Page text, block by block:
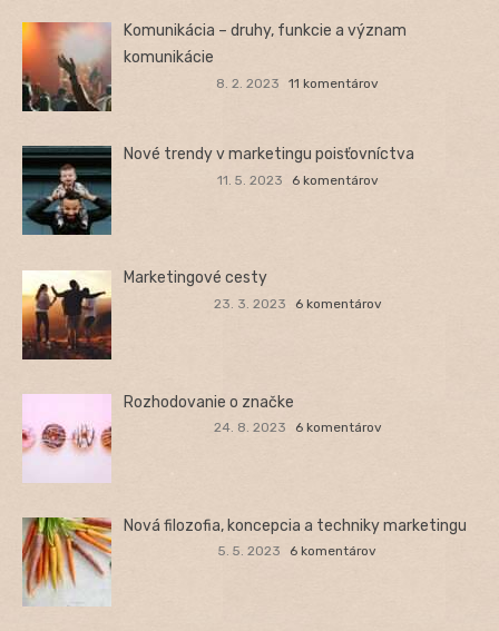
Komunikácia – druhy, funkcie a význam
komunikácie
8. 2. 2023 11 komentárov
Nové trendy v marketingu poisťovníctva
11. 5. 2023 6 komentárov
Marketingové cesty
23. 3. 2023 6 komentárov
Rozhodovanie o značke
24. 8. 2023 6 komentárov
Nová filozofia, koncepcia a techniky marketingu
5. 5. 2023 6 komentárov